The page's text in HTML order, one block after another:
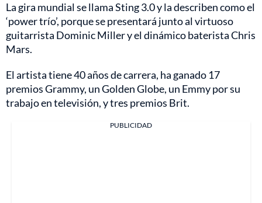
La gira mundial se llama Sting 3.0 y la describen como el
‘power trío’, porque se presentará junto al virtuoso
guitarrista Dominic Miller y el dinámico baterista Chris
Mars.
El artista tiene 40 años de carrera, ha ganado 17
premios Grammy, un Golden Globe, un Emmy por su
trabajo en televisión, y tres premios Brit.
PUBLICIDAD